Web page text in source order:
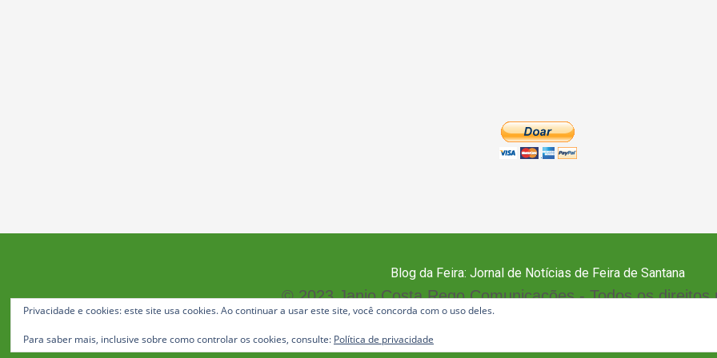
Blog da Feira: Jornal de Notícias de Feira de Santana
© 2023 Janio Costa Rego Comunicações - Todos os direitos
Política de Privacidade
Privacidade e cookies: este site usa cookies. Ao continuar a usar este site, você concorda com o uso deles.
Para saber mais, inclusive sobre como controlar os cookies, consulte: Política de privacidade